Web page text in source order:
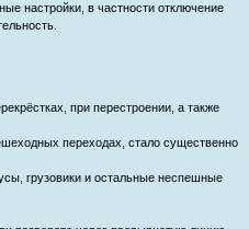
настройки, в частности отключение
при перестроении, а также
переходах, стало существенно
грузовики и остальные неспешные